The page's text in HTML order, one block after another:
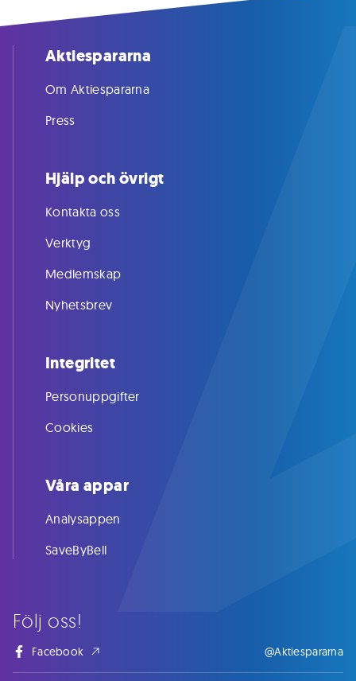
Följ oss!
Facebook @Aktiespararna
Aktiespararna
Om Aktiespararna
Press
Hjälp och övrigt
Kontakta oss
Verktyg
Medlemskap
Nyhetsbrev
Integritet
Personuppgifter
Cookies
Våra appar
Analysappen
SaveByBell